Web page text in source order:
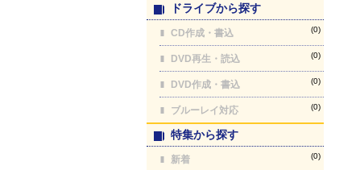
ドライブから探す
CD作成・書込 (0)
DVD再生・読込 (0)
DVD作成・書込 (0)
ブルーレイ対応 (0)
特集から探す
新着 (0)